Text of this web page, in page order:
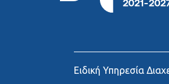
Ειδική Υπηρεσία